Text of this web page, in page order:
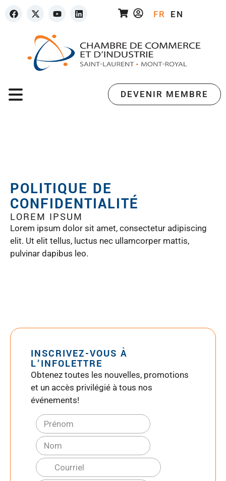
FR EN
DEVENIR MEMBRE
POLITIQUE DE
CONFIDENTIALITÉ
LOREM IPSUM
Lorem ipsum dolor sit amet, consectetur adipiscing
elit. Ut elit tellus, luctus nec ullamcorper mattis,
pulvinar dapibus leo.
INSCRIVEZ-VOUS À
L’INFOLETTRE
Obtenez toutes les nouvelles, promotions
et un accès privilégié à tous nos
événements!